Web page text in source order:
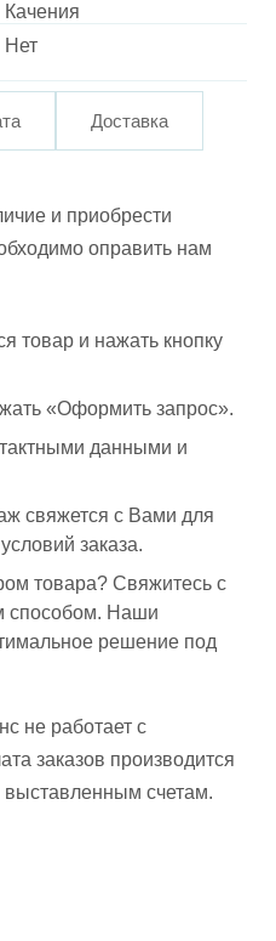
Качения
Нет
Доставка
и приобрести
оправить нам
товар и нажать кнопку
«Оформить запрос».
данными и
свяжется с Вами для
заказа.
товара? Свяжитесь с
способом. Наши
решение под
работает с
заказов производится
счетам.